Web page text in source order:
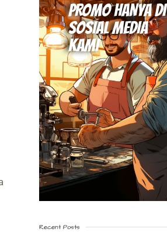
PROMO HANYA DI
SOSIAL MEDIA
KAMI
Recent Posts